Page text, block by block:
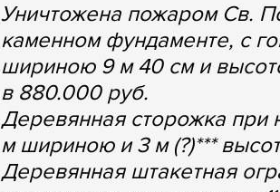
Уничтожена пожаром Св.
каменном фундаменте, с
шириною 9 м 40 см и
в 880.000 руб.
Деревянная сторожка при
м шириною и 3 м (?)***
Деревянная штакетная